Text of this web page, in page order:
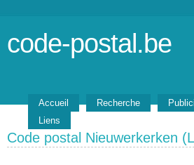
code-postal.be
Accueil Recherche
Liens
Code postal Nieuwerkerken